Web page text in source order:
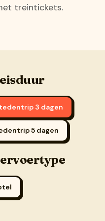
treintickets.
3 dagen
5 dagen